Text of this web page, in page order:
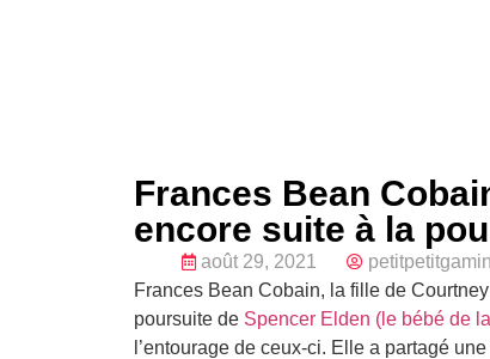
Frances Bean
encore suite à la
août 29, 2021
petitpetitgamin
Frances Bean Cobain, la fille de
poursuite de Spencer Elden (le bébé de
l’entourage de ceux-ci. Elle a partagé